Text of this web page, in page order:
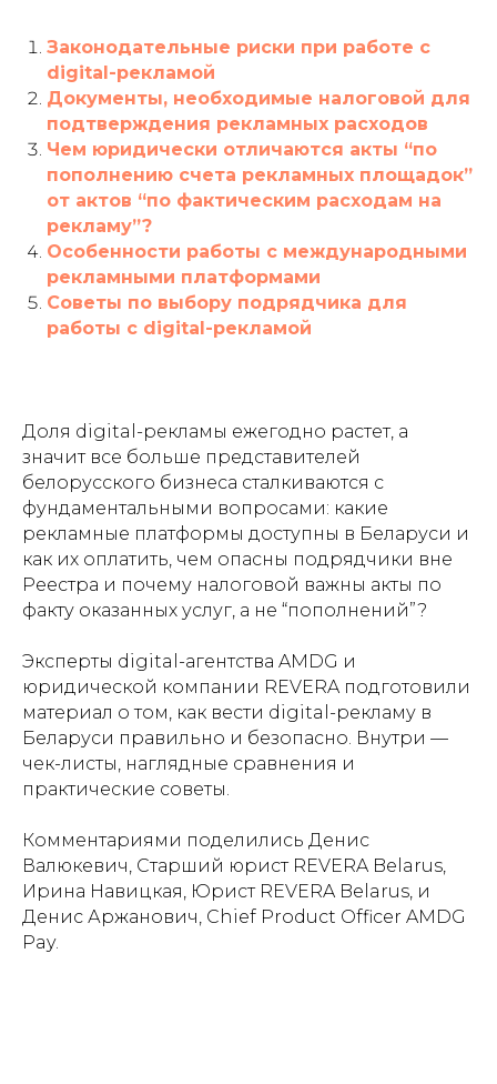
Законодательные риски при работе с
digital-рекламой
Документы, необходимые налоговой для
подтверждения рекламных расходов
Чем юридически отличаются акты “по
пополнению счета рекламных площадок”
от актов “по фактическим расходам на
рекламу”?
Особенности работы с международными
рекламными платформами
Советы по выбору подрядчика для
работы с digital-рекламой
Доля digital-рекламы ежегодно растет, а
значит все больше представителей
белорусского бизнеса сталкиваются с
фундаментальными вопросами: какие
рекламные платформы доступны в Беларуси и
как их оплатить, чем опасны подрядчики вне
Реестра и почему налоговой важны акты по
факту оказанных услуг, а не “пополнений”?
Эксперты digital-агентства AMDG и
юридической компании REVERA подготовили
материал о том, как вести digital-рекламу в
Беларуси правильно и безопасно. Внутри —
чек-листы, наглядные сравнения и
практические советы.
Комментариями поделились Денис
Валюкевич, Старший юрист REVERA Belarus,
Ирина Навицкая, Юрист REVERA Belarus, и
Денис Аржанович, Chief Product Officer AMDG
Pay.